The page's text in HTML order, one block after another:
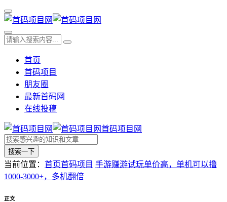
首页
首码项目
朋友圈
最新首码网
在线投稿
首码项目网
搜索一下
当前位置： 首页首码项目 手游赚游试玩单价高，单机可以撸
1000-3000+，多机翻倍
正文